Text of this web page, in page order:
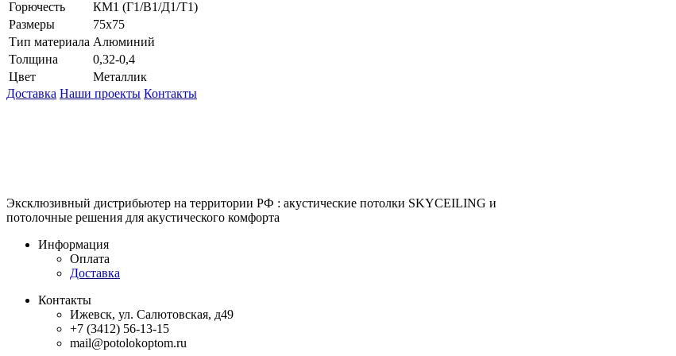
Горючесть
КМ1 (Г1/В1/Д1/Т1)
Размеры
75х75
Тип материала Алюминий
Толщина
0,32-0,4
Цвет
Металлик
Доставка Наши проекты Контакты
Эксклюзивный дистрибьютер на территории РФ : акустические потолки SKYCEILING и
потолочные решения для акустического комфорта
Информация
Оплата
Доставка
Контакты
Ижевск, ул. Салютовская, д49
+7 (3412) 56-13-15
mail@potolokoptom.ru